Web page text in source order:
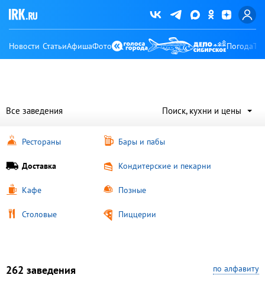
Новости СтатьиАфишаФото Погода
Поиск, кухни и цены
Все заведения
Рестораны Бары и пабы
Доставка Кондитерские и пекарни
Кафе Позные
Столовые Пиццерии
262 заведения по алфавиту